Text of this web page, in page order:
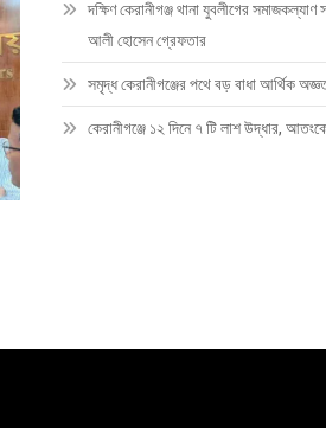
দক্ষিণ কেরানীগঞ্জ থানা যুবলীগের সমাজকল্যাণ
আলী হোসেন গ্রেফতার
সমৃদ্ধ কেরানীগঞ্জের পথে বড় বাধা আর্থিক
কেরানীগঞ্জে ১২ দিনে ৭ টি লাশ উদ্ধার,